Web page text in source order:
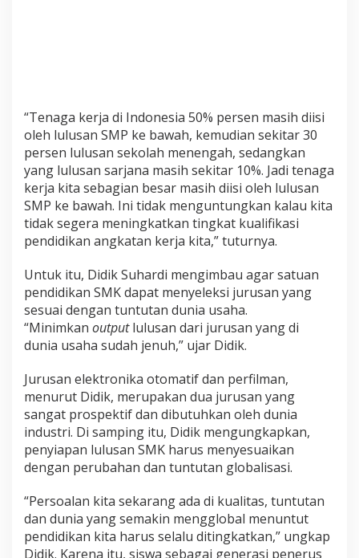
“Tenaga kerja di Indonesia 50% persen masih diisi
oleh lulusan SMP ke bawah, kemudian sekitar 30
persen lulusan sekolah menengah, sedangkan
yang lulusan sarjana masih sekitar 10%. Jadi tenaga
kerja kita sebagian besar masih diisi oleh lulusan
SMP ke bawah. Ini tidak menguntungkan kalau kita
tidak segera meningkatkan tingkat kualifikasi
pendidikan angkatan kerja kita,” tuturnya.
Untuk itu, Didik Suhardi mengimbau agar satuan
pendidikan SMK dapat menyeleksi jurusan yang
sesuai dengan tuntutan dunia usaha.
“Minimkan outputlulusan dari jurusan yang di
dunia usaha sudah jenuh,” ujar Didik.
Jurusan elektronika otomatif dan perfilman,
menurut Didik, merupakan dua jurusan yang
sangat prospektif dan dibutuhkan oleh dunia
industri. Di samping itu, Didik mengungkapkan,
penyiapan lulusan SMK harus menyesuaikan
dengan perubahan dan tuntutan globalisasi.
“Persoalan kita sekarang ada di kualitas, tuntutan
dan dunia yang semakin mengglobal menuntut
pendidikan kita harus selalu ditingkatkan,” ungkap
Didik. Karena itu, siswa sebagai generasi penerus